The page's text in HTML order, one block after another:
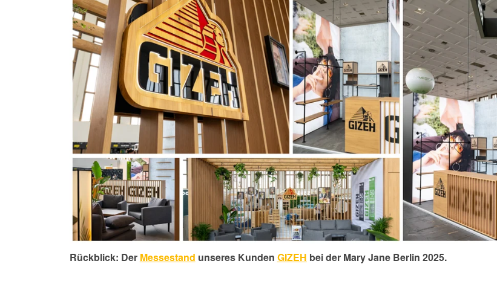
Rückblick: Der Messestand unseres Kunden GIZEH bei der Mary Jane Berlin 2025.